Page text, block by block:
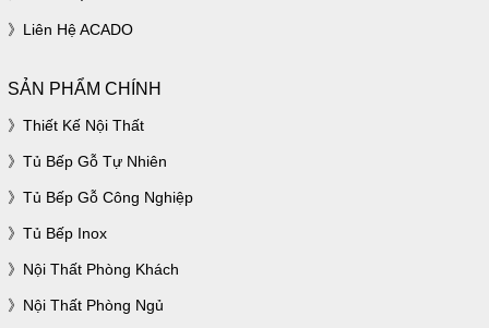
Liên Hệ ACADO
SẢN PHẨM CHÍNH
Thiết Kế Nội Thất
Tủ Bếp Gỗ Tự Nhiên
Tủ Bếp Gỗ Công Nghiệp
Tủ Bếp Inox
Nội Thất Phòng Khách
Nội Thất Phòng Ngủ